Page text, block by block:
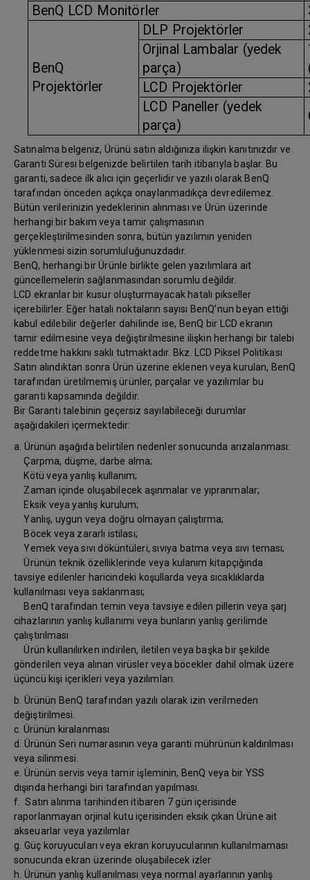
BenQ LCD Monitörler
BenQ
Projektörler
DLP Projektörler
Orjinal Lambalar (yedek
parça)
LCD Projektörler
LCD Paneller (yedek
parça)
Satınalma belgeniz, Ürünü satın aldığınıza ilişkin kanıtınızdır ve
Garanti Süresi belgenizde belirtilen tarih itibarıyla başlar. Bu
garanti, sadece ilk alıcı için geçerlidir ve yazılı olarak BenQ
tarafından önceden açıkça onaylanmadıkça devredilemez.
Bütün verilerinizin yedeklerinin alınması ve Ürün üzerinde
herhangi bir bakım veya tamir çalışmasının
gerçekleştirilmesinden sonra, bütün yazılımın yeniden
yüklenmesi sizin sorumluluğunuzdadır.
BenQ, herhangi bir Ürünle birlikte gelen yazılımlara ait
güncellemelerin sağlanmasından sorumlu değildir.
LCD ekranlar bir kusur oluşturmayacak hatalı pikseller
içerebilirler. Eğer hatalı noktaların sayısı BenQ’nun beyan ettiği
kabul edilebilir değerler dahilinde ise, BenQ bir LCD ekranın
tamir edilmesine veya değiştirilmesine ilişkin herhangi bir talebi
reddetme hakkını saklı tutmaktadır. Bkz. LCD Piksel Politikası
Satın alındıktan sonra Ürün üzerine eklenen veya kurulan, BenQ
tarafından üretilmemiş ürünler, parçalar ve yazılımlar bu
garanti kapsamında değildir.
Bir Garanti talebinin geçersiz sayılabileceği durumlar
aşağıdakileri içermektedir:
a. Ürünün aşağıda belirtilen nedenler sonucunda arızalanması:
Çarpma, düşme, darbe alma;
Kötü veya yanlış kullanım;
Zaman içinde oluşabilecek aşınmalar ve yıpranmalar;
Eksik veya yanlış kurulum;
Yanlış, uygun veya doğru olmayan çalıştırma;
Böcek veya zararlı istilası;
Yemek veya sıvı döküntüleri, sıvıya batma veya sıvı teması;
Ürünün teknik özelliklerinde veya kulanım kitapçığında
tavsiye edilenler haricindeki koşullarda veya sıcaklıklarda
kullanılması veya saklanması;
BenQ tarafından temin veya tavsiye edilen pillerin veya şarj
cihazlarının yanlış kullanımı veya bunların yanlış gerilimde
çalıştırılması
Ürün kullanılırken indirilen, iletilen veya başka bir şekilde
gönderilen veya alınan virüsler veya böcekler dahil olmak üzere
üçüncü kişi içerikleri veya yazılımları.
b. Ürünün BenQ tarafından yazılı olarak izin verilmeden
değiştirilmesi.
c. Ürünün kiralanması
d. Ürünün Seri numarasının veya garanti mührünün kaldırılması
veya silinmesi.
e. Ürünün servis veya tamir işleminin, BenQ veya bir YSS
dışında herhangi biri tarafından yapılması.
f. Satın alınma tarihinden itibaren 7 gün içerisinde
raporlanmayan orjinal kutu içerisinden eksik çıkan Ürüne ait
akseuarlar veya yazılımlar
g. Güç koruyucuları veya ekran koruyucularının kullanılmaması
sonucunda ekran üzerinde oluşabilecek izler
h. Ürünün yanlış kullanılması veya normal ayarlarının yanlış